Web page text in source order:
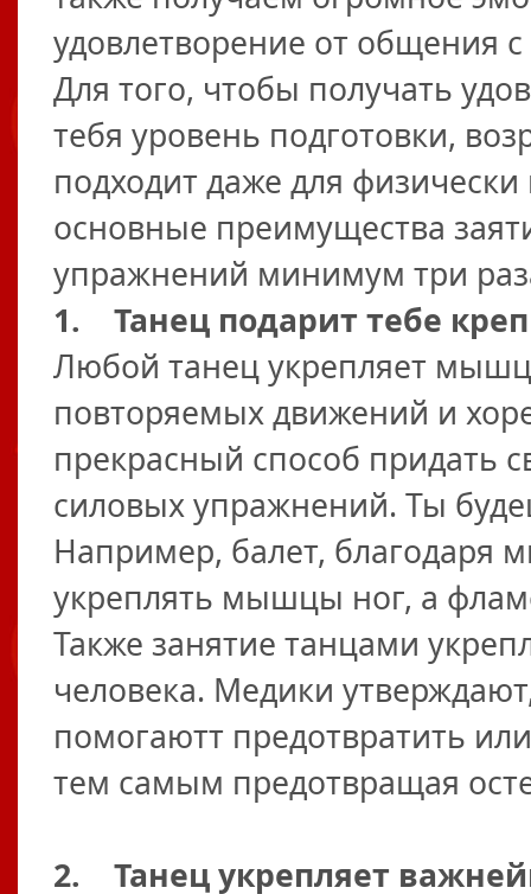
удовлетворение от общения
Для того, чтобы получать
тебя уровень подготовки,
подходит даже для
основные преимущества
упражнений минимум три
1. Танец подарит тебе
Любой танец укрепляет
повторяемых движений и
прекрасный способ придать
силовых упражнений. Ты
Например, балет, благодаря
укреплять мышцы ног, а
Также занятие танцами
человека. Медики
помогаютт предотвратить
тем самым предотвращая
2. Танец укрепляет